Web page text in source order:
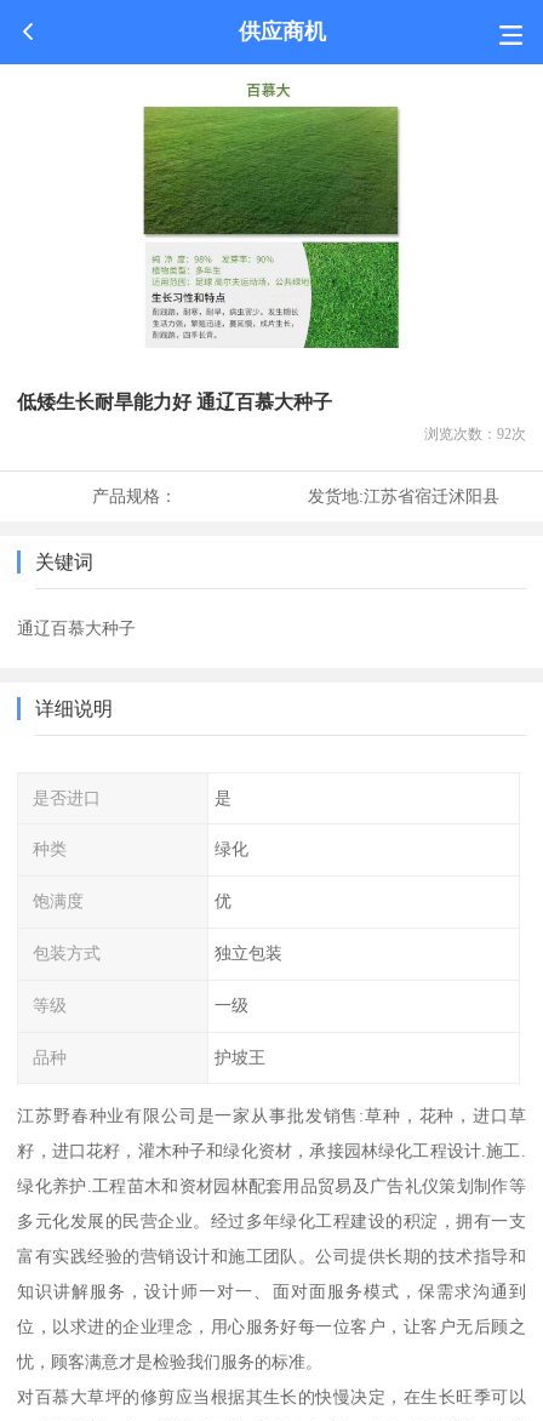
供应商机
低矮生长耐旱能力好 通辽百慕大种子
浏览次数： 92次
产品规格： 发货地:江苏省宿迁沭阳县
关键词
通辽百慕大种子
详细说明
是否进口 是
种类 绿化
饱满度 优
包装方式 独立包装
等级 一级
品种 护坡王
江苏野春种业有限公司是一家从事批发销售:草种，花种，进口草
籽，进口花籽，灌木种子和绿化资材，承接园林绿化工程设计.施工.
绿化养护.工程苗木和资材园林配套用品贸易及广告礼仪策划制作等
多元化发展的民营企业。经过多年绿化工程建设的积淀，拥有一支
富有实践经验的营销设计和施工团队。公司提供长期的技术指导和
知识讲解服务，设计师一对一、面对面服务模式，保需求沟通到
位，以求进的企业理念，用心服务好每一位客户，让客户无后顾之
忧，顾客满意才是检验我们服务的标准。
对百慕大草坪的修剪应当根据其生长的快慢决定，在生长旺季可以